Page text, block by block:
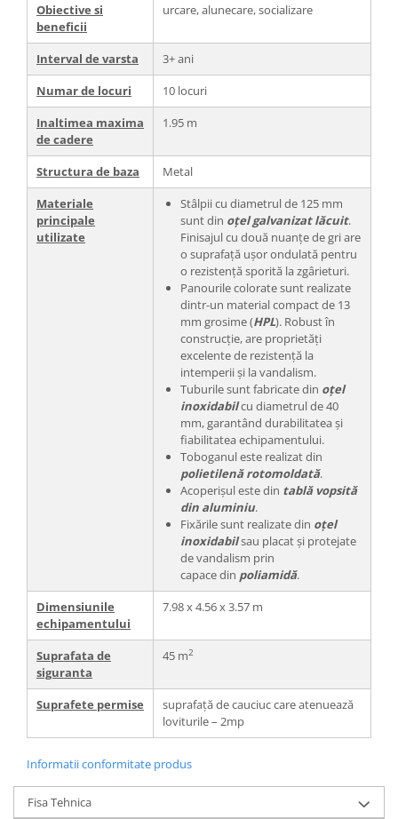
Obiective si
beneficii
urcare, alunecare, socializare
Interval de varsta
3+ ani
Numar de locuri
10 locuri
Inaltimea maxima
de cadere
1.95 m
Structura de baza
Metal
Materiale
principale
utilizate
Stâlpii cu diametrul de 125 mm
sunt din oțel galvanizat lăcuit.
Finisajul cu două nuanțe de gri are
o suprafață ușor ondulată pentru
o rezistență sporită la zgârieturi.
Panourile colorate sunt realizate
dintr-un material compact de 13
mm grosime (HPL). Robust în
construcție, are proprietăți
excelente de rezistență la
intemperii și la vandalism.
Tuburile sunt fabricate din oțel
inoxidabilcu diametrul de 40
mm, garantând durabilitatea și
fiabilitatea echipamentului.
Toboganul este realizat din
polietilenă rotomoldată.
Acoperișul este din tablă vopsită
din aluminiu.
Fixările sunt realizate din oțel
inoxidabilsau placat și protejate
de vandalism prin
capace din poliamidă.
Dimensiunile
echipamentului
7.98 x 4.56 x 3.57 m
Suprafata de
siguranta
45 m2
Suprafete permise
suprafață de cauciuc care atenuează
loviturile – 2mp
Informatii conformitate produs
Fisa Tehnica